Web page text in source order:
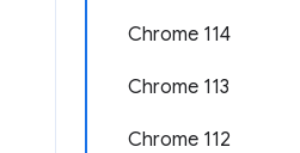
Chrome 114
Chrome 113
Chrome 112